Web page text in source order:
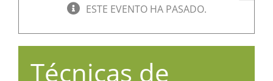
ESTE EVENTO HA PASADO.
Técnicas de